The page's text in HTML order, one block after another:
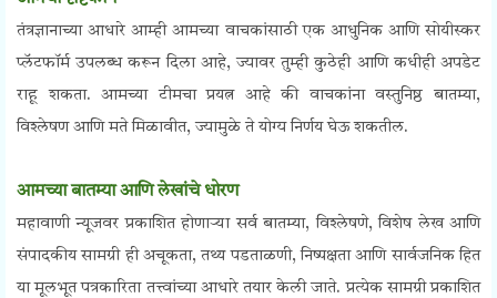
तंत्रज्ञानाच्या आधारे आम्ही आमच्या वाचकांसाठी एक आधुनिक आणि सोयीस्कर
प्लॅटफॉर्म उपलब्ध करून दिला आहे, ज्यावर तुम्ही कुठेही आणि कधीही अपडेट
राहू शकता. आमच्या टीमचा प्रयत्न आहे की वाचकांना वस्तुनिष्ठ बातम्या,
विश्लेषण आणि मते मिळावीत, ज्यामुळे ते योग्य निर्णय घेऊ शकतील.
आमच्या बातम्या आणि लेखांचे धोरण
महावाणी न्यूजवर प्रकाशित होणाऱ्या सर्व बातम्या, विश्लेषणे, विशेष लेख आणि
संपादकीय सामग्री ही अचूकता, तथ्य पडताळणी, निष्पक्षता आणि सार्वजनिक हित
या मूलभूत पत्रकारिता तत्त्वांच्या आधारे तयार केली जाते. प्रत्येक सामग्री प्रकाशित